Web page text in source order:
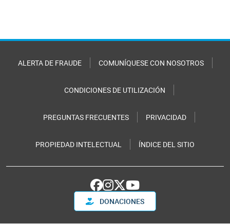
ALERTA DE FRAUDE COMUNÍQUESE CON NOSOTROS
CONDICIONES DE UTILIZACIÓN
PREGUNTAS FRECUENTES PRIVACIDAD
PROPIEDAD INTELECTUAL ÍNDICE DEL SITIO
DONACIONES